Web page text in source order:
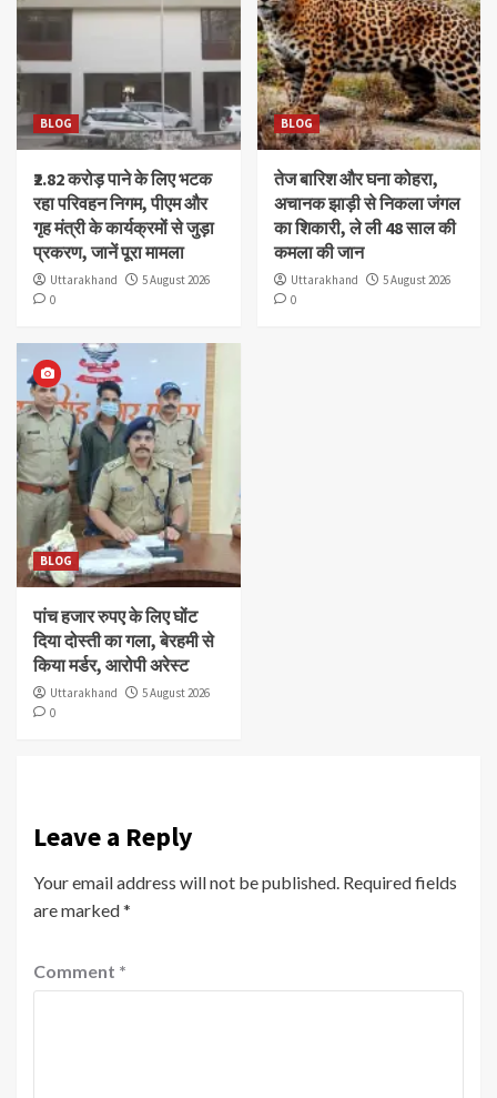
BLOG
₹2.82 करोड़ पाने के लिए भटक
रहा परिवहन निगम, पीएम और
गृह मंत्री के कार्यक्रमों से जुड़ा
प्रकरण, जानें पूरा मामला
Uttarakhand
5 August 2026
0
BLOG
तेज बारिश और घना कोहरा,
अचानक झाड़ी से निकला जंगल
का शिकारी, ले ली 48 साल की
कमला की जान
Uttarakhand
5 August 2026
0
BLOG
पांच हजार रुपए के लिए घोंट
दिया दोस्ती का गला, बेरहमी से
किया मर्डर, आरोपी अरेस्ट
Uttarakhand
5 August 2026
0
Leave a Reply
Your email address will not be published. Required fields
are marked*
Comment *